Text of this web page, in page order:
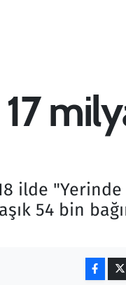
ilde
54 bin